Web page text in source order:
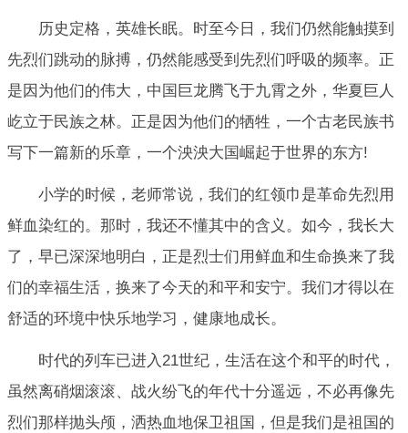
历史定格，英雄长眠。时至今日，我们仍然能触摸到
先烈们跳动的脉搏，仍然能感受到先烈们呼吸的频率。正
是因为他们的伟大，中国巨龙腾飞于九霄之外，华夏巨人
屹立于民族之林。正是因为他们的牺牲，一个古老民族书
写下一篇新的乐章，一个泱泱大国崛起于世界的东方!
小学的时候，老师常说，我们的红领巾是革命先烈用
鲜血染红的。那时，我还不懂其中的含义。如今，我长大
了，早已深深地明白，正是烈士们用鲜血和生命换来了我
们的幸福生活，换来了今天的和平和安宁。我们才得以在
舒适的环境中快乐地学习，健康地成长。
时代的列车已进入21世纪，生活在这个和平的时代，
虽然离硝烟滚滚、战火纷飞的年代十分遥远，不必再像先
烈们那样抛头颅，洒热血地保卫祖国，但是我们是祖国的